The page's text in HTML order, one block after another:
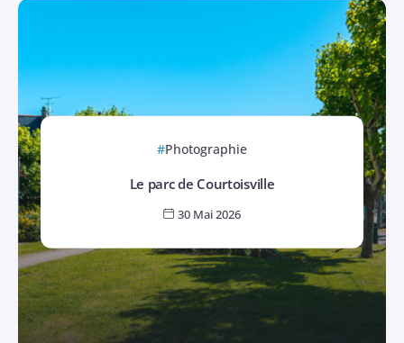
Photographie
Le parc de Courtoisville
30 Mai 2026